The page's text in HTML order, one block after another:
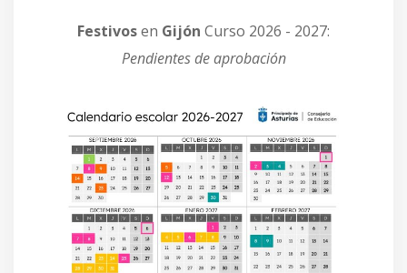
Festivosen Gijón Curso 2026 - 2027:
Pendientes de aprobación